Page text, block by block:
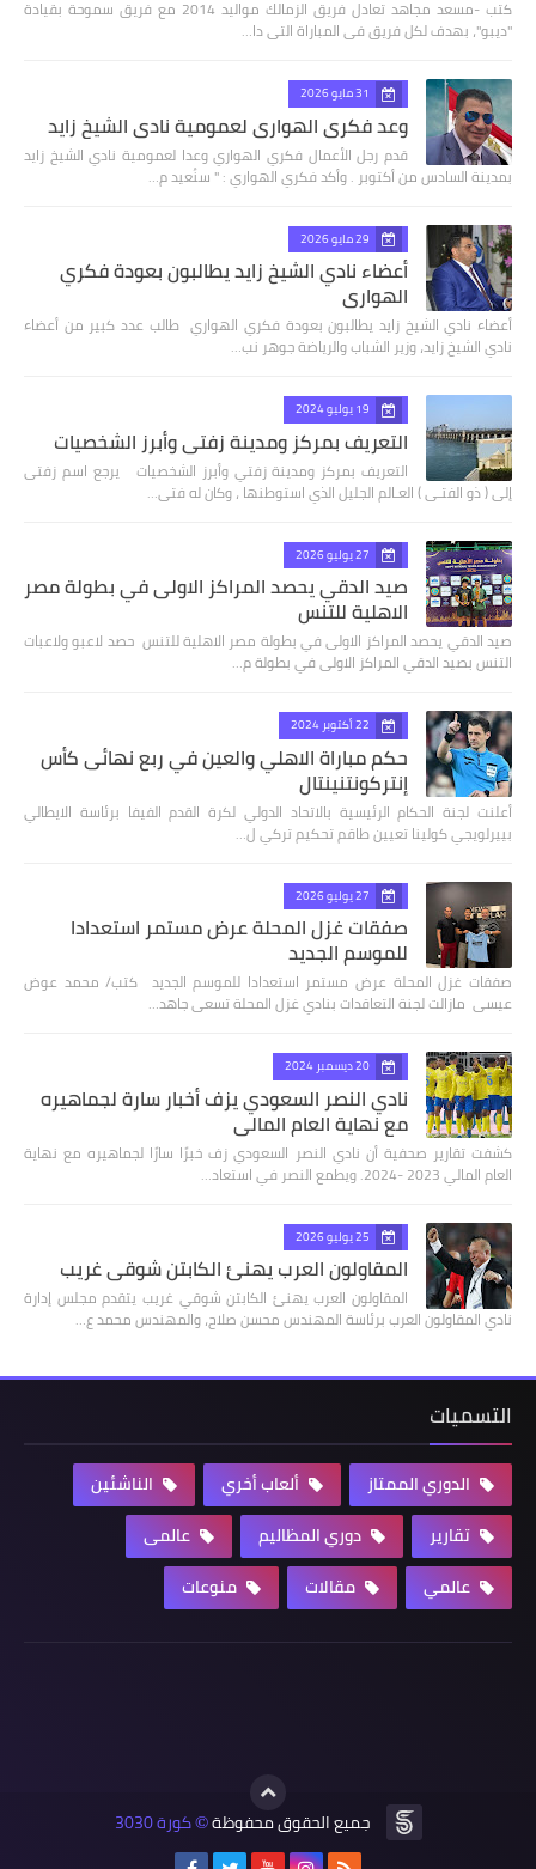
كتب -مسعد مجاهد تعادل فريق الزمالك مواليد 2014 مع فريق سموحة بقيادة
"ديبو"، بهدف لكل فريق فى المباراة التى دا…
31 مايو 2026
وعد فكري الهواري لعمومية نادي الشيخ زايد
قدم رجل الأعمال فكري الهواري وعدا لعمومية نادي الشيخ زايد
بمدينة السادس من أكتوبر . وأكد فكري الهواري : " سنُعيد م…
29 مايو 2026
أعضاء نادي الشيخ زايد يطالبون بعودة فكري
الهواري
أعضاء نادي الشيخ زايد يطالبون بعودة فكري الهواري طالب عدد كبير من أعضاء
نادي الشيخ زايد، وزير الشباب والرياضة جوهر نب…
19 يوليو 2024
التعريف بمركز ومدينة زفتي وأبرز الشخصيات
التعريف بمركز ومدينة زفتي وأبرز الشخصيات يرجع اسم زفتى
إلى ( ذو الفتـى ) العـالم الجليل الذي استوطنها ، وكان له فتى…
27 يوليو 2026
صيد الدقي يحصد المراكز الاولى في بطولة مصر
الاهلية للتنس
صيد الدقي يحصد المراكز الاولى في بطولة مصر الاهلية للتنس حصد لاعبو ولاعبات
التنس بصيد الدقي المراكز الاولى في بطولة م…
22 أكتوبر 2024
حكم مباراة الاهلي والعين في ربع نهائى كأس
إنتركونتنينتال
أعلنت لجنة الحكام الرئيسية بالاتحاد الدولي لكرة القدم الفيفا برئاسة الايطالي
بييرلويجي كولينا تعيين طاقم تحكيم تركي ل…
27 يوليو 2026
صفقات غزل المحلة عرض مستمر استعدادا
للموسم الجديد
صفقات غزل المحلة عرض مستمر استعدادا للموسم الجديد كتب/ محمد عوض
عيسى مازالت لجنة التعاقدات بنادي غزل المحلة تسعى جاهد…
20 ديسمبر 2024
نادي النصر السعودي يزف أخبار سارة لجماهيره
مع نهاية العام المالي
كشفت تقارير صحفية أن نادي النصر السعودي زف خبرًا سارًا لجماهيره مع نهاية
العام المالي 2023 -2024. ويطمع النصر في استعاد…
25 يوليو 2026
المقاولون العرب يهنئ الكابتن شوقي غريب
المقاولون العرب يهنئ الكابتن شوقي غريب يتقدم مجلس إدارة
نادي المقاولون العرب برئاسة المهندس محسن صلاح، والمهندس محمد ع…
التسميات
الدوري الممتاز ألعاب أخري
الناشئين
تقارير
دوري المظاليم
عالمى
عالمي
مقالات منوعات
جميع الحقوق محفوظة © كورة 3030